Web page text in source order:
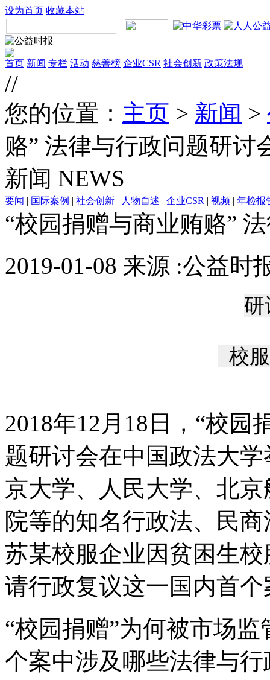
设为首页 收藏本站
首页 新闻 专栏 活动 慈善榜 企业CSR 社会创新 政策法规
//
您的位置： 主页 > 新闻 >
赂” 法律与行政问题研讨
新闻 NEWS
要闻 | 国际案例 | 社会创新 | 人物自述 | 企业CSR | 视频 | 年检报
“校园捐赠与商业贿赂”
2019-01-08 来源 :公益时
研
校
2018年12月18日，“校园
题研讨会在中国政法大
京大学、人民大学、北
院等的知名行政法、民
苏某校服企业因贫困生
请行政复议这一国内首
“校园捐赠”为何被市场
个案中涉及哪些法律与